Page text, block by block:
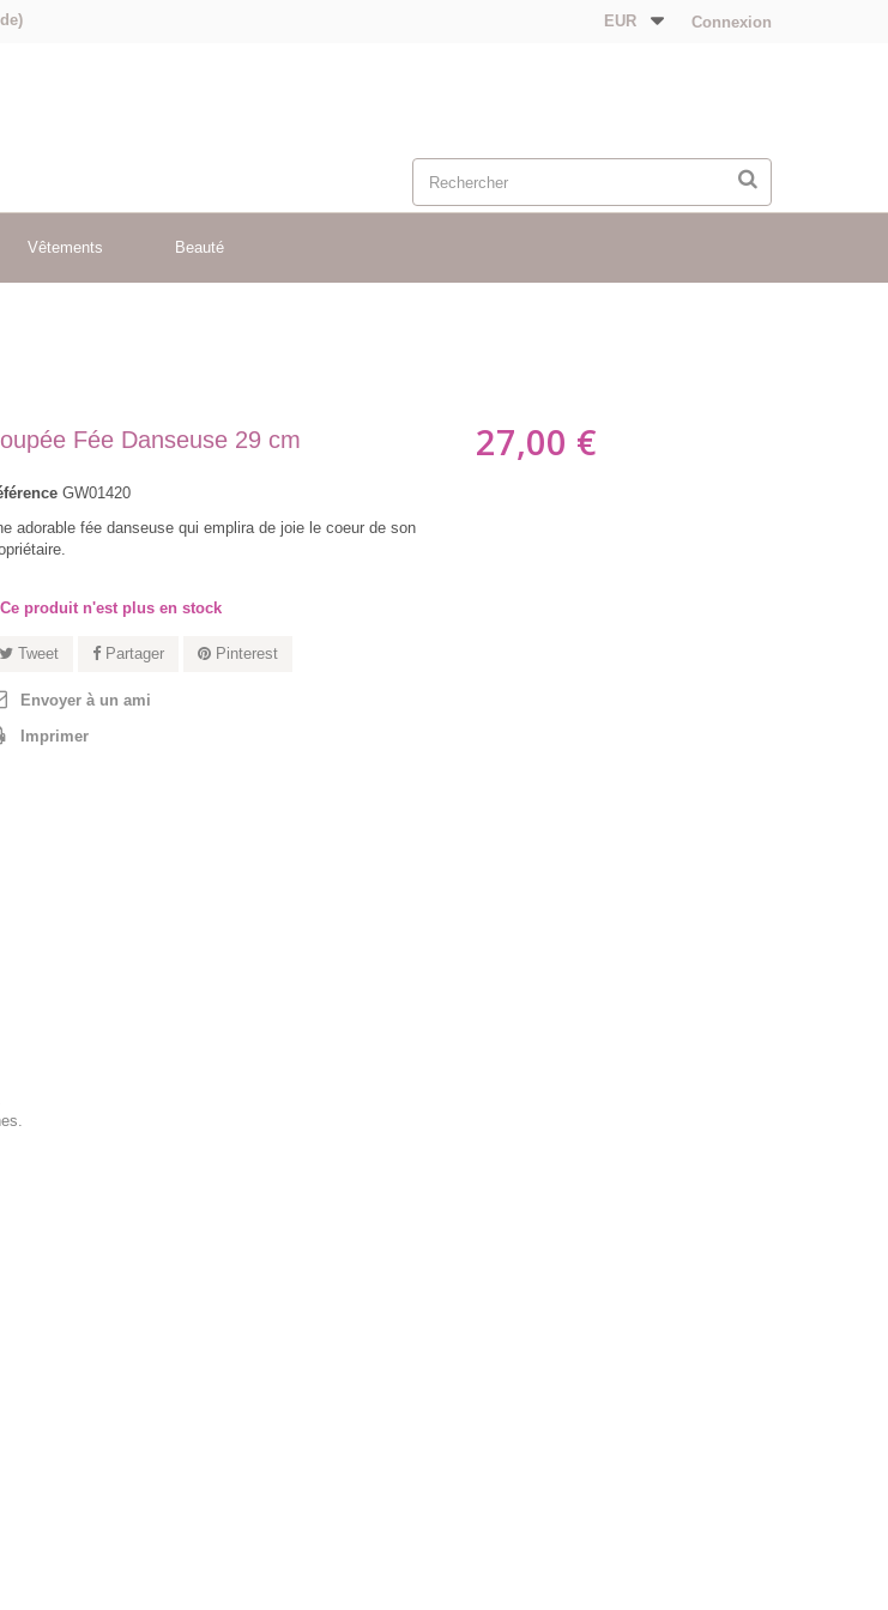
Connexion
EUR
Vêtements Beauté
Fée Danseuse 29 cm
GW01420
adorable fée danseuse qui emplira de joie le coeur de son
Ce produit n'est plus en stock
Tweet Partager Pinterest
Envoyer à un ami
Imprimer
27,00 €